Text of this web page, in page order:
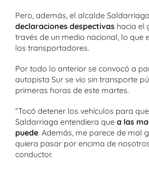
Pero, además, el alcalde
declaraciones despectivas hacia el
través de un medio nacional, lo que
los transportadores.
Por todo lo anterior se convocó a
autopista Sur se vio sin transporte
primeras horas de este martes.
“Tocó detener los vehículos para
Saldarriaga entendiera que a las
puede. Además, me parece de mal
quiera pasar por encima de
conductor.